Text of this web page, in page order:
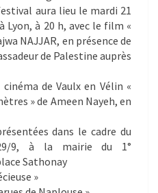
aura lieu le mardi 21
Lyon, à 20 h, avec le film «
NAJJAR, en présence de
de Palestine auprès
de Vaulx en Vélin «
» de Ameen Nayeh, en
dans le cadre du
9, à la mairie du 1°
Sathonay
»